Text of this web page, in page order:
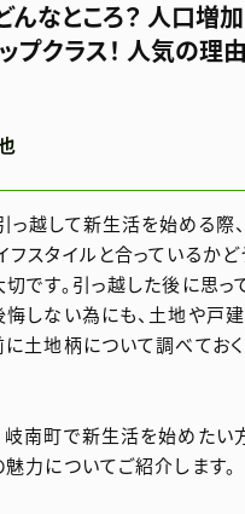
んなところ？ 人口増
プクラス！ 人気の理
っ越して新生活を始める際
スタイルと合っているかど
です。引っ越した後に思っ
悔しない為にも、土地や戸
に土地柄について調べてお
岐南町で新生活を始めたい
力についてご紹介します。